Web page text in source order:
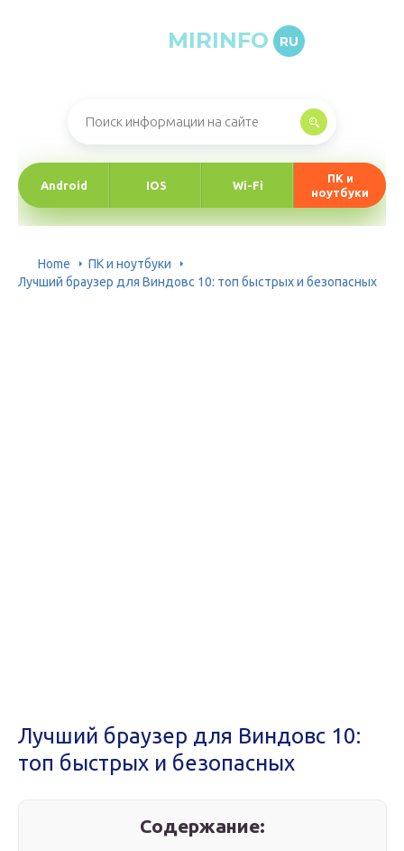
MIRINFO RU
Android IOS Wi-Fi
ПК и
ноутбуки
Home
ПК и ноутбуки
Лучший браузер для Виндовс 10: топ быстрых и безопасных
Лучший браузер для Виндовс 10:
топ быстрых и безопасных
Содержание: